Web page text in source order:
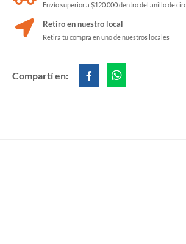
Envío superior a $120.000 dentro del anillo de
Retiro en nuestro local
Retira tu compra en uno de nuestros locales
Compartí en: